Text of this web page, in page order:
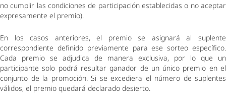
no cumplir las condiciones de participación establecidas o no aceptar
expresamente el premio).
En los casos anteriores, el premio se asignará al suplente
correspondiente definido previamente para ese sorteo específico.
Cada premio se adjudica de manera exclusiva, por lo que un
participante solo podrá resultar ganador de un único premio en el
conjunto de la promoción. Si se excediera el número de suplentes
válidos, el premio quedará declarado desierto.